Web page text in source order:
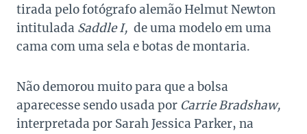
tirada pelo fotógrafo alemão Helmut Newton
intitulada Saddle I, de uma modelo em uma
cama com uma sela e botas de montaria.
Não demorou muito para que a bolsa
aparecesse sendo usada por Carrie Bradshaw,
interpretada por Sarah Jessica Parker, na